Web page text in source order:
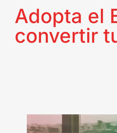
Adopta el
convertir